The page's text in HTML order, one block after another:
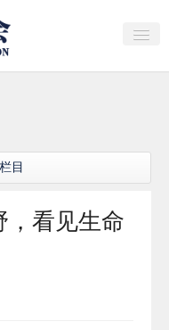
目
，看见生命